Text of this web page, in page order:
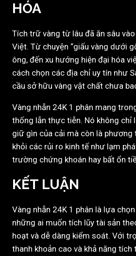
HÓA
Tích trữ vàng từ lâu đã ăn sâu
Việt. Từ chuyện “giấu vàng dưới
ông, đến xu hướng hiện đại hóa
cách chọn các địa chỉ uy tín như
cầu sở hữu vàng vật chất chưa
Vàng nhẫn 24K 1 phân mang
thống lẫn thực tiễn. Nó không chỉ
giữ gìn của cải mà còn là phương
khỏi các rủi ro kinh tế như lạm
trường chứng khoán hay bất ổn
KẾT LUẬN
Vàng nhẫn 24K 1 phân là lựa
những ai muốn tích lũy tài sản
hoạt và dễ dàng kiểm soát. Với
thanh khoản cao và khả năng